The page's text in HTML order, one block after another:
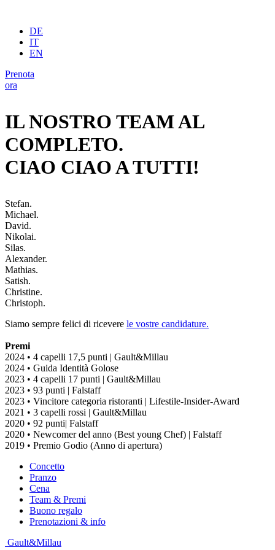
DE
IT
EN
Prenota
ora
IL NOSTRO TEAM AL
COMPLETO.
CIAO CIAO A TUTTI!
Stefan.
Michael.
David.
Nikolai.
Silas.
Alexander.
Mathias.
Satish.
Christine.
Christoph.
Siamo sempre felici di ricevere le vostre candidature.
Premi
2024 • 4 capelli 17,5 punti | Gault&Millau
2024 • Guida Identità Golose
2023 • 4 capelli 17 punti | Gault&Millau
2023 • 93 punti | Falstaff
2023 • Vincitore categoria ristoranti | Lifestile-Insider-Award
2021 • 3 capelli rossi | Gault&Millau
2020 • 92 punti| Falstaff
2020 • Newcomer del anno (Best young Chef) | Falstaff
2019 • Premio Godio (Anno di apertura)
Concetto
Pranzo
Cena
Team & Premi
Buono regalo
Prenotazioni & info
Gault&Millau